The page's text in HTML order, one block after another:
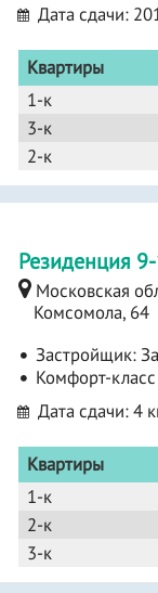
Дата сдачи:
Квартиры
1-к
3-к
2-к
Резиденция
Московская
Комсомола, 64
Застройщик:
Комфорт-класс
Дата сдачи: 4
Квартиры
1-к
2-к
3-к